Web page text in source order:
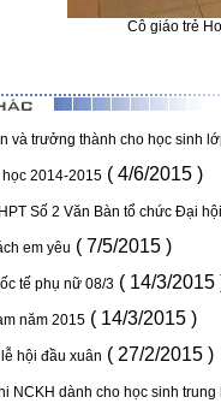
Cô giáo trẻ
và trưởng thành cho học sinh
học 2014-2015 ( 4/6/2015 )
Số 2 Văn Bàn tổ chức Đại
em yêu ( 7/5/2015 )
tế phụ nữ 08/3 ( 14/3/2015
năm 2015 ( 14/3/2015 )
hội đầu xuân ( 27/2/2015 )
NCKH dành cho học sinh